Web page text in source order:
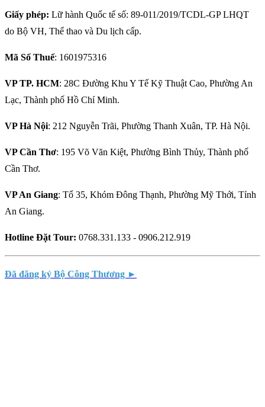
Giấy phép: Lữ hành Quốc tế số: 89-011/2019/TCDL-GP LHQT
do Bộ VH, Thể thao và Du lịch cấp.
Mã Số Thuế: 1601975316
VP TP. HCM: 28C Đường Khu Y Tế Kỹ Thuật Cao, Phường An
Lạc, Thành phố Hồ Chí Minh.
VP Hà Nội: 212 Nguyễn Trãi, Phường Thanh Xuân, TP. Hà Nội.
VP Cần Thơ: 195 Võ Văn Kiệt, Phường Bình Thủy, Thành phố
Cần Thơ.
VP An Giang: Tổ 35, Khóm Đông Thạnh, Phường Mỹ Thới, Tỉnh
An Giang.
Hotline Đặt Tour: 0768.331.133 - 0906.212.919
Đã đăng ký Bộ Công Thương ►